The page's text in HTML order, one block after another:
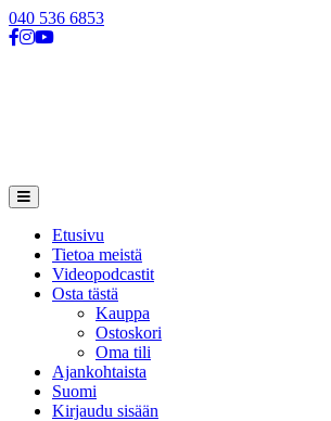
040 536 6853
Etusivu
Tietoa meistä
Videopodcastit
Osta tästä
Kauppa
Ostoskori
Oma tili
Ajankohtaista
Suomi
Kirjaudu sisään